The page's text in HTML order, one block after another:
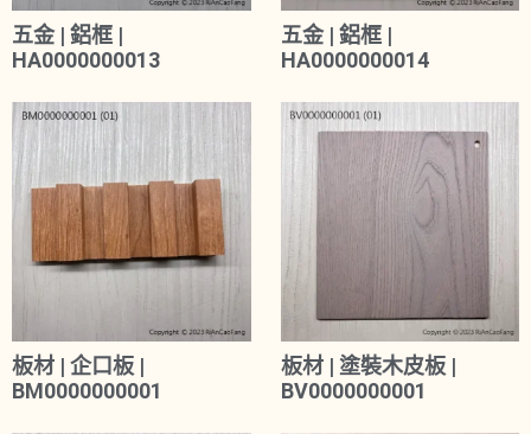
五金 | 鋁框 |
HA0000000013
五金 | 鋁框 |
HA0000000014
板材 | 企口板 |
BM0000000001
板材 | 塗裝木皮板 |
BV0000000001